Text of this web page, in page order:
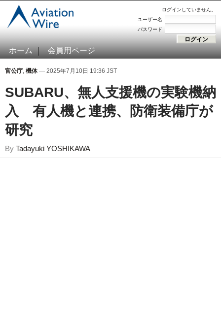
ログインしていません。
ユーザー名
パスワード
ホーム 会員用ページ
官公庁, 機体— 2025年7月10日 19:36 JST
SUBARU、無人支援機の実験機納
入 有人機と連携、防衛装備庁が
研究
By Tadayuki YOSHIKAWA